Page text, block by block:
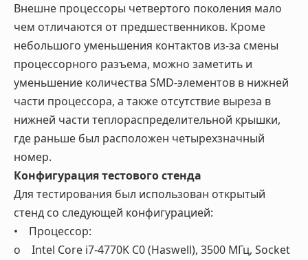
Внешне процессоры четвертого поколения мало
чем отличаются от предшественников. Кроме
небольшого уменьшения контактов из-за смены
процессорного разъема, можно заметить и
уменьшение количества SMD-элементов в нижней
части процессора, а также отсутствие выреза в
нижней части теплораспределительной крышки,
где раньше был расположен четырехзначный
номер.
Конфигурация тестового стенда
Для тестирования был использован открытый
стенд со следующей конфигурацией:
• Процессор:
o Intel Core i7-4770K C0 (Haswell), 3500 МГц, Socket